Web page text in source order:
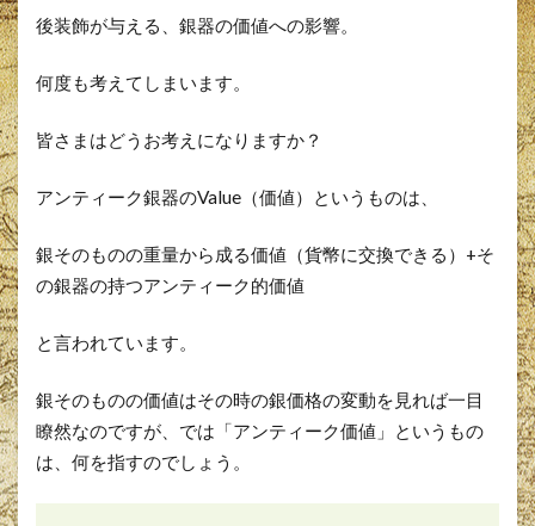
後装飾が与える、銀器の価値への影響。
何度も考えてしまいます。
皆さまはどうお考えになりますか？
アンティーク銀器のValue（価値）というものは、
銀そのものの重量から成る価値（貨幣に交換できる）+そ
の銀器の持つアンティーク的価値
と言われています。
銀そのものの価値はその時の銀価格の変動を見れば一目
瞭然なのですが、では「アンティーク価値」というもの
は、何を指すのでしょう。